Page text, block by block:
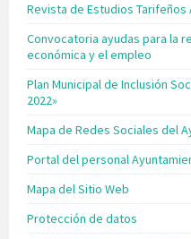
Revista de Estudios Tarifeños
Convocatoria ayudas para la
económica y el empleo
Plan Municipal de Inclusión
2022»
Mapa de Redes Sociales del
Portal del personal
Mapa del Sitio Web
Protección de datos